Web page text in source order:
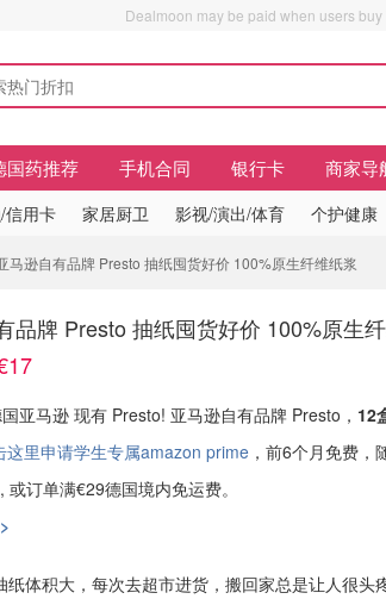
Dealmoon may be paid when users buy
国药推荐 手机合同 银行卡 商家导
信用卡 家居厨卫 影视/演出/体育 个护健康
马逊自有品牌 Presto 抽纸囤货好价 100%原生纤维纸浆
品牌 Presto 抽纸囤货好价 100%原生
亚马逊 现有 Presto! 亚马逊自有品牌 Presto， 12
这里申请学生专属amazon prime ，前6个月免费，
或订单满€29德国境内免运费。
纸体积大，每次去超市进货，搬回家总是让人很头